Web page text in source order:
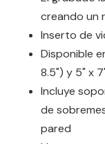
creando un
Inserto de
Disponible
8.5") y 5" x
Incluye
de
pared